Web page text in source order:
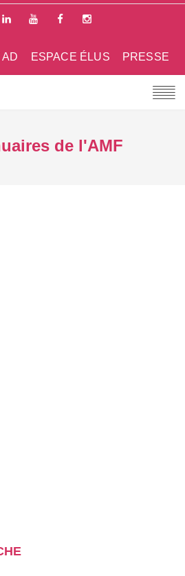
PRESSE
ESPACE ÉLUS
AD
de l'AMF